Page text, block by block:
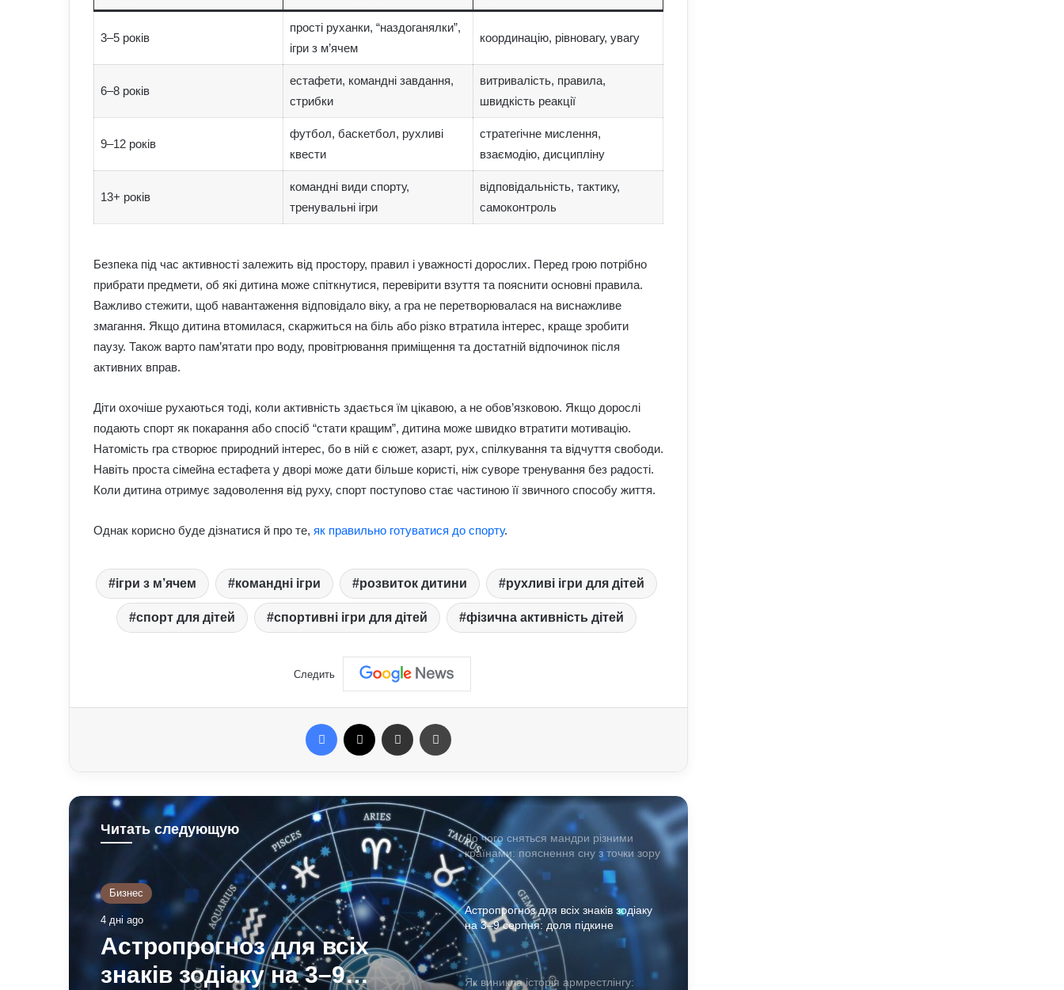
3–5 років
прості руханки, “наздоганялки”,
ігри з м’ячем
координацію, рівновагу, увагу
6–8 років
естафети, командні завдання,
стрибки
витривалість, правила,
швидкість реакції
9–12 років
футбол, баскетбол, рухливі
квести
стратегічне мислення,
взаємодію, дисципліну
13+ років
командні види спорту,
тренувальні ігри
відповідальність, тактику,
самоконтроль
Безпека під час активності залежить від простору, правил і уважності дорослих. Перед грою потрібно
прибрати предмети, об які дитина може спіткнутися, перевірити взуття та пояснити основні правила.
Важливо стежити, щоб навантаження відповідало віку, а гра не перетворювалася на виснажливе
змагання. Якщо дитина втомилася, скаржиться на біль або різко втратила інтерес, краще зробити
паузу. Також варто пам’ятати про воду, провітрювання приміщення та достатній відпочинок після
активних вправ.
Діти охочіше рухаються тоді, коли активність здається їм цікавою, а не обов’язковою. Якщо дорослі
подають спорт як покарання або спосіб “стати кращим”, дитина може швидко втратити мотивацію.
Натомість гра створює природний інтерес, бо в ній є сюжет, азарт, рух, спілкування та відчуття свободи.
Навіть проста сімейна естафета у дворі може дати більше користі, ніж суворе тренування без радості.
Коли дитина отримує задоволення від руху, спорт поступово стає частиною її звичного способу життя.
Однак корисно буде дізнатися й про те, як правильно готуватися до спорту.
ігри з м’ячем командні ігри розвиток дитини рухливі ігри для дітей
спорт для дітей спортивні ігри для дітей фізична активність дітей
Следить
Facebook Отправить e-mail
Читать следующую
Бизнес
4 дні ago
Астропрогноз для всіх
знаків зодіаку на 3–9
Астропрогноз для всіх знаків зодіаку
на 3–9 серпня: доля підкине
Як виникла історія армрестлінгу:
спорту
Як надмірне споживання солоного
впливає на організм: приховані
До чого сниться кохана людина:
пояснення сну з точки зору психології
Астропрогноз на вихідні, 1–2 серпня
2026 року: початок місяця принесе
Від яких продуктів страждає серцево-
судинна система: попередження
Як дихальні практики можуть
позбавити людину від стресу:
«магічність» і символізм
До чого сняться мандри різними
країнами: пояснення сну з точки зору
психології
Астропрогноз для всіх знаків зодіаку
на 3–9 серпня: доля підкине
сюрпризи
Як виникла історія армрестлінгу: